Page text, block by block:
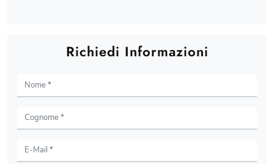
Richiedi Informazioni